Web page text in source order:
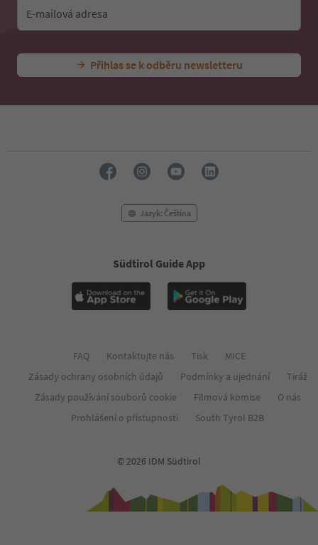
E-mailová adresa
Přihlas se k odběru newsletteru
Jazyk: Čeština
Südtirol Guide App
FAQ Kontaktujte nás Tisk
MICE
Zásady ochrany osobních údajů
Podmínky a ujednání
Tiráž
Zásady používání souborů cookie
Filmová komise
O nás
Prohlášení o přístupnosti
South Tyrol B2B
© 2026 IDM Südtirol